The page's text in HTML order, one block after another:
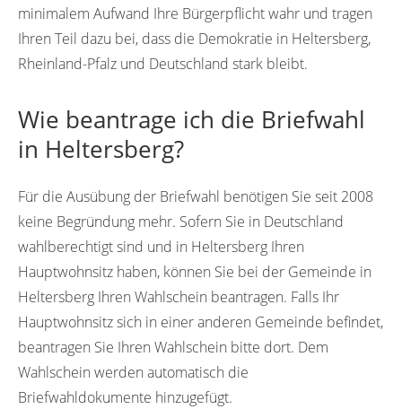
minimalem Aufwand Ihre Bürgerpflicht wahr und tragen
Ihren Teil dazu bei, dass die Demokratie in Heltersberg,
Rheinland-Pfalz und Deutschland stark bleibt.
Wie beantrage ich die Briefwahl
in Heltersberg?
Für die Ausübung der Briefwahl benötigen Sie seit 2008
keine Begründung mehr. Sofern Sie in Deutschland
wahlberechtigt sind und in Heltersberg Ihren
Hauptwohnsitz haben, können Sie bei der Gemeinde in
Heltersberg Ihren Wahlschein beantragen. Falls Ihr
Hauptwohnsitz sich in einer anderen Gemeinde befindet,
beantragen Sie Ihren Wahlschein bitte dort. Dem
Wahlschein werden automatisch die
Briefwahldokumente hinzugefügt.